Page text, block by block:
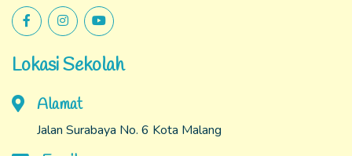
Lokasi Sekolah
Alamat
Jalan Surabaya No. 6 Kota Malang